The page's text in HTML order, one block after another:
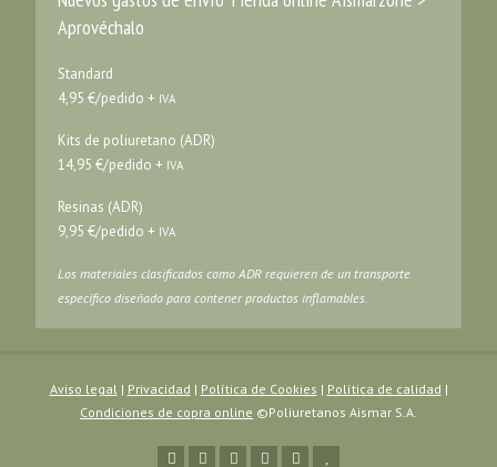
Aprovéchalo
Standard
4,95 €/pedido + IVA
Kits de poliuretano (ADR)
14,95 €/pedido + IVA
Resinas (ADR)
9,95 €/pedido + IVA
Los materiales clasificados como ADR requieren de un transporte
específico diseñado para contener productos inflamables.
Aviso legal| Privacidad | Política de Cookies | Política de calidad |
Condiciones de copra online ©Poliuretanos Aismar S.A.